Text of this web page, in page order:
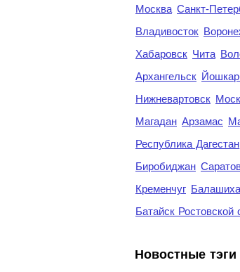
Москва Санкт-
Владивосток
Хабаровск Чита
Архангельск
Нижневартовск
Магадан Арзамас
Республика Дагестан
Биробиджан
Кременчуг Балашиха
Батайск Ростовской
Новостные тэги